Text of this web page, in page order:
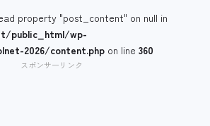
property "post_content" on null in
public_html/wp-
2026/content.php on line 360
スポンサーリンク